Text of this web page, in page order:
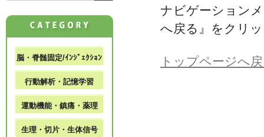
ナビゲーション
へ戻る』をクリ
トップページへ
脳・脊髄固定/ｲﾝｼﾞｪｸｼｮﾝ
行動解析・記憶学習
運動機能・鎮痛・薬理
生理・切片・生体信号